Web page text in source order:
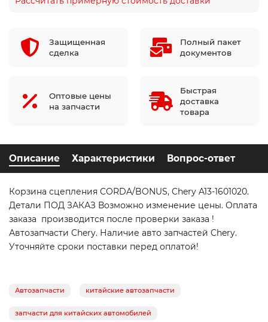
Защищенная
сделка
Полный пакет
документов
Оптовые цены
на запчасти
Быстрая
доставка
товара
Описание Характеристики Вопрос-ответ
Корзина сцепления CORDA/BONUS, Chery A13-1601020.
Детали ПОД ЗАКАЗ Возможно изменение цены. Оплата
заказа производится после проверки заказа !
Автозапчасти Chery. Наличие авто запчастей Chery.
Уточняйте сроки поставки перед оплатой!
Автозапчасти китайские автозапчасти
запчасти для китайских автомобилей